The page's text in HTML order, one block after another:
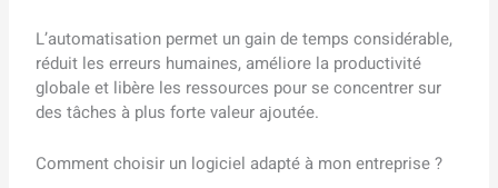
L’automatisation permet un gain de temps considérable,
réduit les erreurs humaines, améliore la productivité
globale et libère les ressources pour se concentrer sur
des tâches à plus forte valeur ajoutée.
Comment choisir un logiciel adapté à mon entreprise ?